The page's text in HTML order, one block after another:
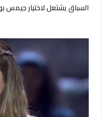
السباق يشتعل لاختيار جيمس